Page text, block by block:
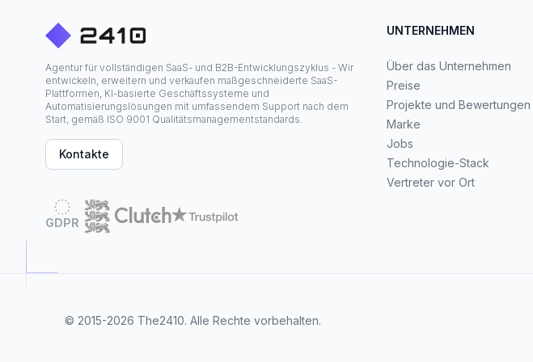
Agentur für vollständigen SaaS- und B2B-Entwicklungszyklus - Wir
entwickeln, erweitern und verkaufen maßgeschneiderte SaaS-
Plattformen, KI-basierte Geschäftssysteme und
Automatisierungslösungen mit umfassendem Support nach dem
Start, gemäß ISO 9001 Qualitätsmanagementstandards.
Kontakte
GDPR
UNTERNEHMEN
Über das Unternehmen
Preise
Projekte und Bewertungen
Marke
Jobs
Technologie-Stack
Vertreter vor Ort
© 2015-2026 The2410. Alle Rechte vorbehalten.